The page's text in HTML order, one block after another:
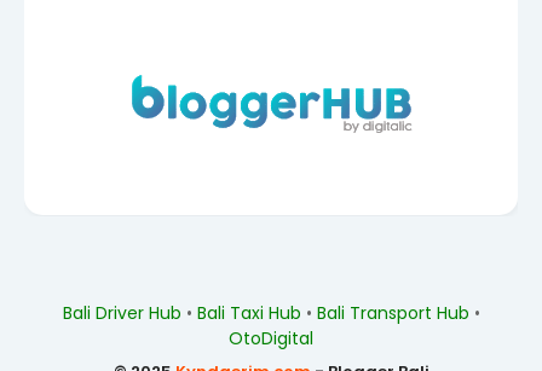
Bali Driver Hub • Bali Taxi Hub • Bali Transport Hub •
OtoDigital